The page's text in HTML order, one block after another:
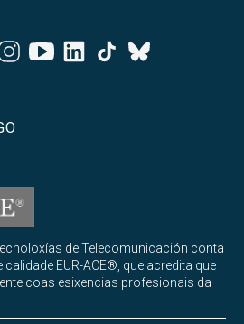
YoutubeLinkedinTiktok
Bluesky
de Telecomunicación conta
EUR-ACE®, que acredita que
coas esixencias profesionais da